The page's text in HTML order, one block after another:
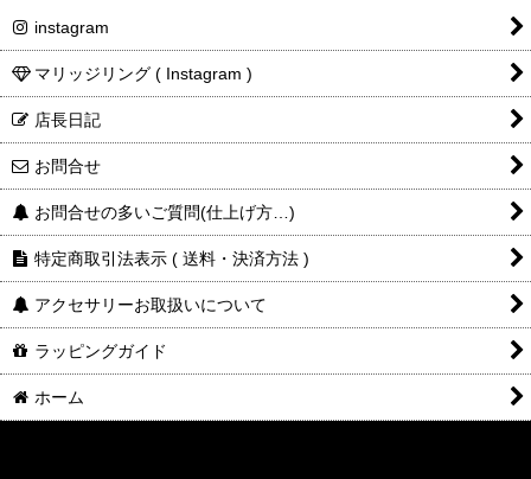
instagram
マリッジリング ( Instagram )
店長日記
お問合せ
お問合せの多いご質問(仕上げ方…)
特定商取引法表示 ( 送料・決済方法 )
アクセサリーお取扱いについて
ラッピングガイド
ホーム